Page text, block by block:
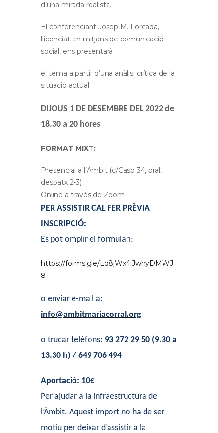
d’una mirada realista.
El conferenciant Josep M. Forcada,
llicenciat en mitjans de comunicació
social, ens presentarà
el tema a partir d’una anàlisi crítica de la
situació actual.
DIJOUS 1 DE DESEMBRE DEL 2022 de
18.30 a 20 hores
FORMAT MIXT:
Presencial a l’Àmbit (c/Casp 34, pral,
despatx 2-3)
Online a través de Zoom
PER ASSISTIR CAL FER PRÈVIA
INSCRIPCIÓ:
Es pot omplir el formulari:
https://forms.gle/Lq8jWx4iJwhyDMWJ
8
o enviar e-mail a:
info@ambitmariacorral.org
o trucar telèfons: 93 272 29 50 (9.30 a
13.30 h) / 649 706 494
Aportació: 10€
Per ajudar a la infraestructura de
l’Àmbit. Aquest import no ha de ser
motiu per deixar d’assistir a la